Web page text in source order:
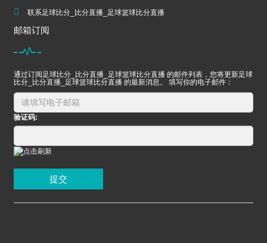
联系足球比分_比分直播_足球篮球比分直播
邮箱订阅
通过订阅足球比分_比分直播_足球篮球比分直播 的邮件列表，您将更新足球
比分_比分直播_足球篮球比分直播 的最新消息。 填写你的电子邮件：
验证码:
提交